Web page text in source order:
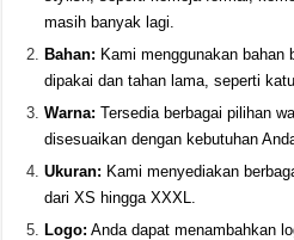
masih banyak lagi.
Bahan: Kami menggunakan bahan
dipakai dan tahan lama, seperti
Warna: Tersedia berbagai pilihan
disesuaikan dengan kebutuhan
Ukuran: Kami menyediakan
dari XS hingga XXXL.
Logo: Anda dapat menambahkan